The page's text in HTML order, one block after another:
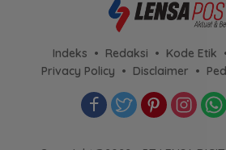
Indeks Redaksi Kode Etik
Privacy Policy
Disclaimer